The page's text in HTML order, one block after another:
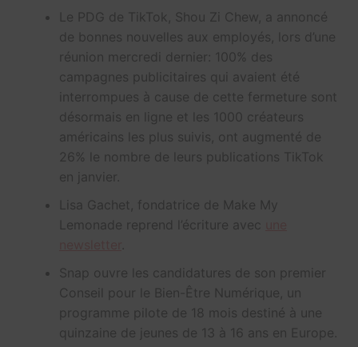
Le PDG de TikTok, Shou Zi Chew, a annoncé
de bonnes nouvelles aux employés, lors d’une
réunion mercredi dernier: 100% des
campagnes publicitaires qui avaient été
interrompues à cause de cette fermeture sont
désormais en ligne et les 1000 créateurs
américains les plus suivis, ont augmenté de
26% le nombre de leurs publications TikTok
en janvier.
Lisa Gachet, fondatrice de Make My
Lemonade reprend l’écriture avec
Snap ouvre les candidatures de son premier
Conseil pour le Bien-Être Numérique, un
programme pilote de 18 mois destiné à une
quinzaine de jeunes de 13 à 16 ans en Europe.